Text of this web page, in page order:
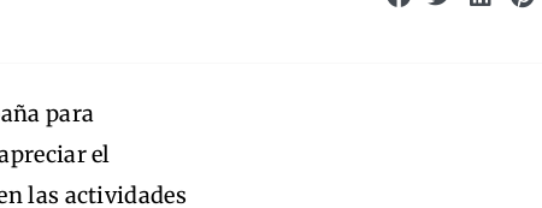
para
el
las actividades